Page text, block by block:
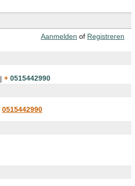
Aanmelden of Registreren
|
+ 0515442990
0515442990